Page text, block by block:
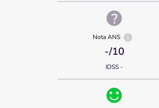
Nota ANS
-/10
IDSS -